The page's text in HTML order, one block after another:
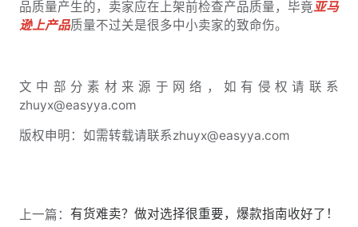
品质量产生的，卖家应在上架前检查产品质量，毕竟亚马
逊上产品质量不过关是很多中小卖家的致命伤。
文中部分素材来源于网络，如有侵权请联系
zhuyx@easyya.com
版权申明：如需转载请联系zhuyx@easyya.com
上一篇： 有货难卖？做对选择很重要，爆款指南收好了！